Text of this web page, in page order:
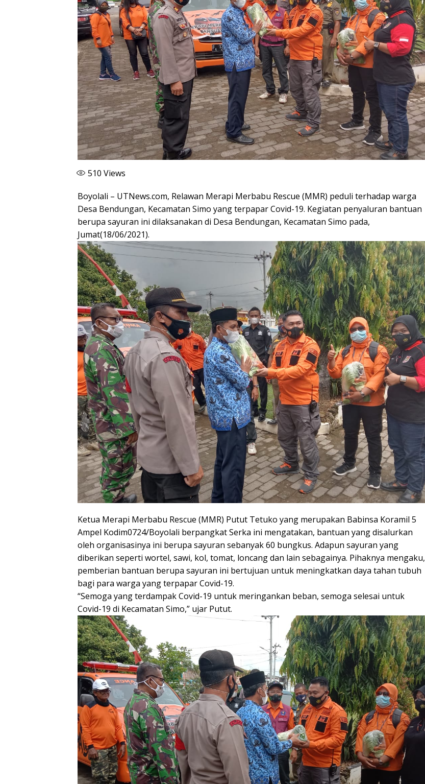
510 Views
Boyolali – UTNews.com, Relawan Merapi Merbabu Rescue (MMR) peduli terhadap warga
Desa Bendungan, Kecamatan Simo yang terpapar Covid-19. Kegiatan penyaluran bantuan
berupa sayuran ini dilaksanakan di Desa Bendungan, Kecamatan Simo pada,
Jumat(18/06/2021).
Ketua Merapi Merbabu Rescue (MMR) Putut Tetuko yang merupakan Babinsa Koramil 5
Ampel Kodim0724/Boyolali berpangkat Serka ini mengatakan, bantuan yang disalurkan
oleh organisasinya ini berupa sayuran sebanyak 60 bungkus. Adapun sayuran yang
diberikan seperti wortel, sawi, kol, tomat, loncang dan lain sebagainya. Pihaknya mengaku,
pemberian bantuan berupa sayuran ini bertujuan untuk meningkatkan daya tahan tubuh
bagi para warga yang terpapar Covid-19.
“Semoga yang terdampak Covid-19 untuk meringankan beban, semoga selesai untuk
Covid-19 di Kecamatan Simo,” ujar Putut.